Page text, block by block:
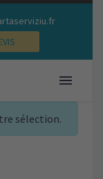
sélection.